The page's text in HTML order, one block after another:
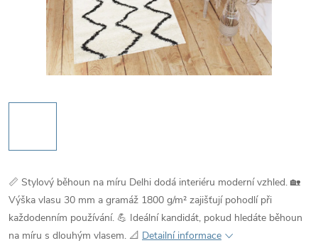
📏 Stylový běhoun na míru Delhi dodá interiéru moderní vzhled. 🏡
Výška vlasu 30 mm a gramáž 1800 g/m² zajišťují pohodlí při
každodenním používání. 💪 Ideální kandidát, pokud hledáte běhoun
na míru s dlouhým vlasem. 📐 Detailní informace